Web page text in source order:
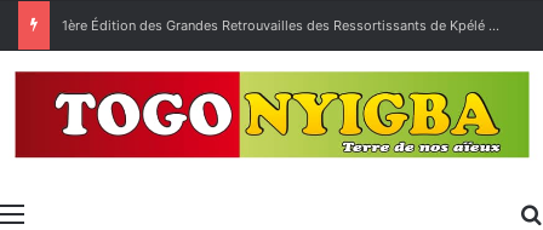
1ère Édition des Grandes Retrouvailles des Ressortissants de Kpélé Govié Apégamé / Sokpé
Menu